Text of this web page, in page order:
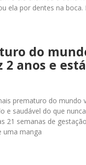
ela por dentes na boca.
do
anos e
prematuro do mundo
e saudável do que
21 semanas de
uma manga